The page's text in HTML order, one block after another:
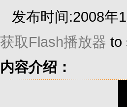
发布时间:2008年
获取Flash播放器 to
内容介绍：